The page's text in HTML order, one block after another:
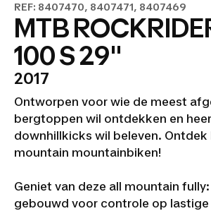
REF: 8407470, 8407471, 8407469
MTB
100 S 29"
2017
Ontworpen voor wie de meest
bergtoppen wil ontdekken en
downhillkicks wil beleven. Ontdek
mountain mountainbiken!
Geniet van deze all mountain
gebouwd voor controle op